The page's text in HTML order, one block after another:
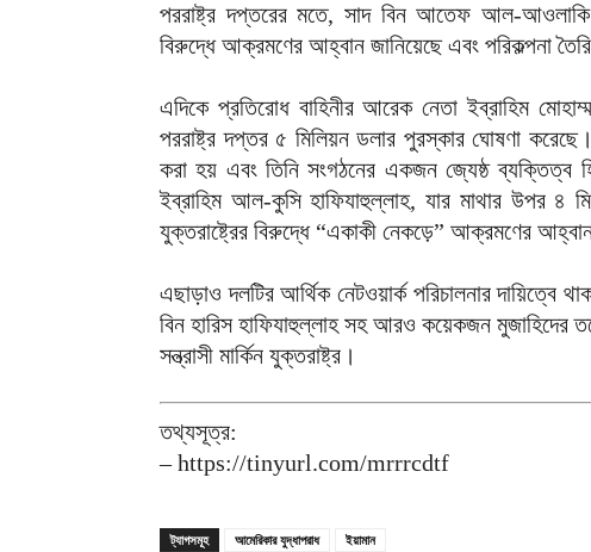
পররাষ্ট্র দপ্তরের মতে, সাদ বিন আতেফ আল-আওলাকি
বিরুদ্ধে আক্রমণের আহ্বান জানিয়েছে এবং পরিকল্পনা
এদিকে প্রতিরোধ বাহিনীর আরেক নেতা ইব্রাহিম
পররাষ্ট্র দপ্তর ৫ মিলিয়ন ডলার পুরস্কার ঘোষণা
করা হয় এবং তিনি সংগঠনের একজন জ্যেষ্ঠ ব্যক্তিত্ব
ইব্রাহিম আল-কুসি হাফিযাহুল্লাহ, যার মাথার উপর ৪
যুক্তরাষ্ট্রের বিরুদ্ধে “একাকী নেকড়ে” আক্রমণের
এছাড়াও দলটির আর্থিক নেটওয়ার্ক পরিচালনার দায়িত্বে
বিন হারিস হাফিযাহুল্লাহ সহ আরও কয়েকজন মুজাহিদের
সন্ত্রাসী মার্কিন যুক্তরাষ্ট্র।
তথ্যসূত্র:
– https://tinyurl.com/mrrrcdtf
ট্যাগসমূহ আমেরিকার যুদ্ধাপরাধ ইয়ামান